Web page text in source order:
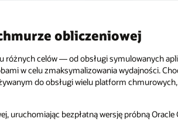
obliczeniowej
różnych celów — od obsługi symulowanych
w celu zmaksymalizowania wydajności.
do obsługi wielu platform
uruchomiając bezpłatną wersję próbną Oracle